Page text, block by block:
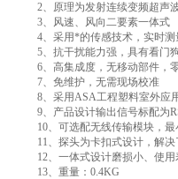
2、原理为发射连续变频超声波
3、风速、风向二要素一体式
4、采用*的传感技术，实时测
5、抗干扰能力强，具有看门狗
6、高集成度，无移动部件，
7、免维护，无需现场校准
8、采用ASA工程塑料室外应
9、产品设计输出信号标配为
10、可选配无线传输模块，最
11、探头为卡扣式设计，解决
12、一体式设计磨损小、使用
13、重量：0.4KG